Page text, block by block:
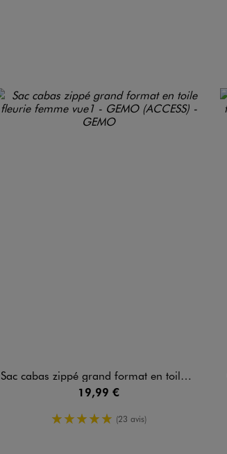
Sac cabas zippé grand format en toile fleurie femme
19,99 €
5/5 de moyenne
(23 avis)